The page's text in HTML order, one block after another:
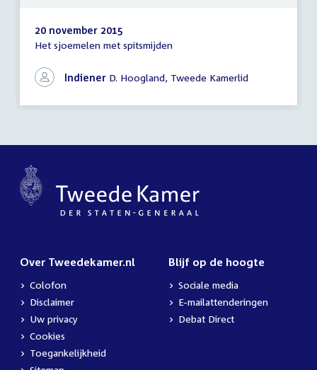
Schriftelijke
20 november 2015
Het sjoemelen met spitsmijden
Indiener D. Hoogland, Tweede Kamerlid
Over Tweedekamer.nl
Colofon
Disclaimer
Uw privacy
Cookies
Toegankelijkheid
Blijf op de hoogte
Sociale media
E-mailattenderingen
Debat Direct